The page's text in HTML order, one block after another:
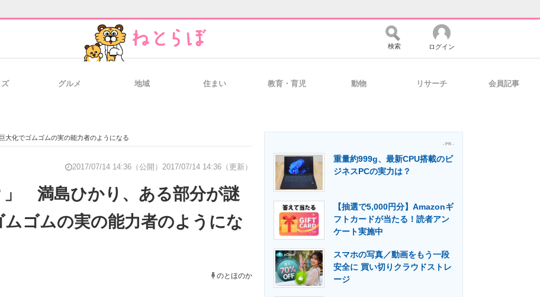
経営リーダーのコミュニティ マーケ×ITの今がよく分かる
製品の総合サイト IT製品の技術・比較・事例 製造業のIT導入・活用を支援
エネルギーの専門メディア 建設×テクノロジーの最前線
検索 ログイン
ズ グルメ 地域 住まい 教育・育児 動物 リサーチ 会員記事
大化でゴムゴムの実の能力者のようになる
2017/07/14 14:36（公開） 2017/07/14 14:36（更新）
」 満島ひかり、ある部分が謎
ムゴムの実の能力者のようにな
のとほのか
- PR -
重量約999g、最新CPU搭載のビ
ジネスPCの実力は？
【抽選で5,000円分】Amazonギ
フトカードが当たる！読者アン
ケート実施中
スマホの写真／動画をもう一段
安全に 買い切りクラウドストレ
ージ